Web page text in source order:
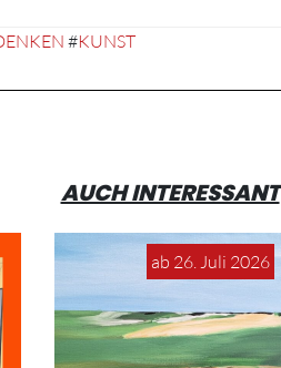
#KUNST
AUCH INTERESSANT
ab 26. Juli 2026